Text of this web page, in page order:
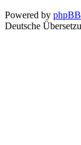
Powered by phpBB
Deutsche